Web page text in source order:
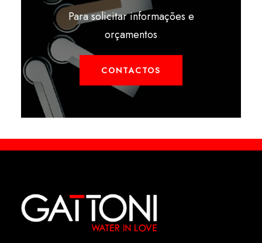
Para solicitar informações e
orçamentos
CONTACTOS